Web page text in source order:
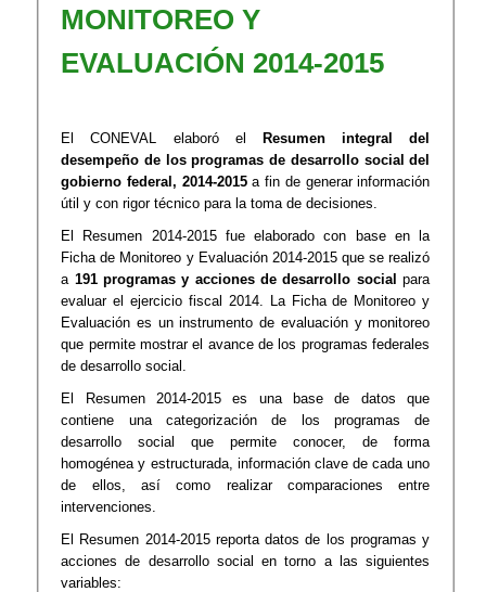
MONITOREO Y
EVALUACIÓN 2014-2015
El CONEVAL elaboró el
Resumen integral del
desempeño de los programas de desarrollo social del
gobierno federal, 2014-2015a fin de generar información
útil y con rigor técnico para la toma de decisiones.
El Resumen 2014-2015 fue elaborado con base en la
Ficha de Monitoreo y Evaluación 2014-2015 que se realizó
a 191 programas y acciones de desarrollo social para
evaluar el ejercicio fiscal 2014. La Ficha de Monitoreo y
Evaluación es un instrumento de evaluación y monitoreo
que permite mostrar el avance de los programas federales
de desarrollo social.
El Resumen 2014-2015 es una base de datos que
contiene una categorización de los programas de
desarrollo social que permite conocer, de forma
homogénea y estructurada, información clave de cada uno
de ellos, así como realizar comparaciones entre
intervenciones.
El Resumen 2014-2015 reporta datos de los programas y
acciones de desarrollo social en torno a las siguientes
variables: